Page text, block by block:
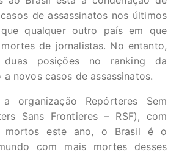
de assassinatos nos últimos
qualquer outro país em que
de jornalistas. No entanto,
posições no ranking da
novos casos de assassinatos.
organização Repórteres Sem
Sans Frontieres – RSF), com
mortos este ano, o Brasil é o
com mais mortes desses